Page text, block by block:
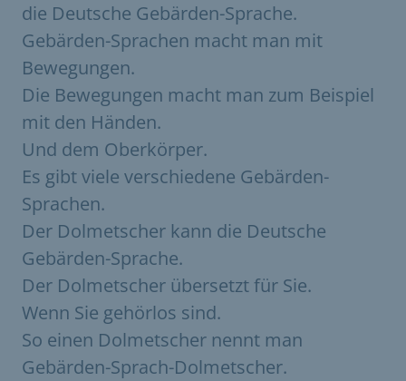
die Deutsche Gebärden-Sprache.
Gebärden-Sprachen macht man mit
Bewegungen.
Die Bewegungen macht man zum Beispiel
mit den Händen.
Und dem Oberkörper.
Es gibt viele verschiedene Gebärden-
Sprachen.
Der Dolmetscher kann die Deutsche
Gebärden-Sprache.
Der Dolmetscher übersetzt für Sie.
Wenn Sie gehörlos sind.
So einen Dolmetscher nennt man
Gebärden-Sprach-Dolmetscher.